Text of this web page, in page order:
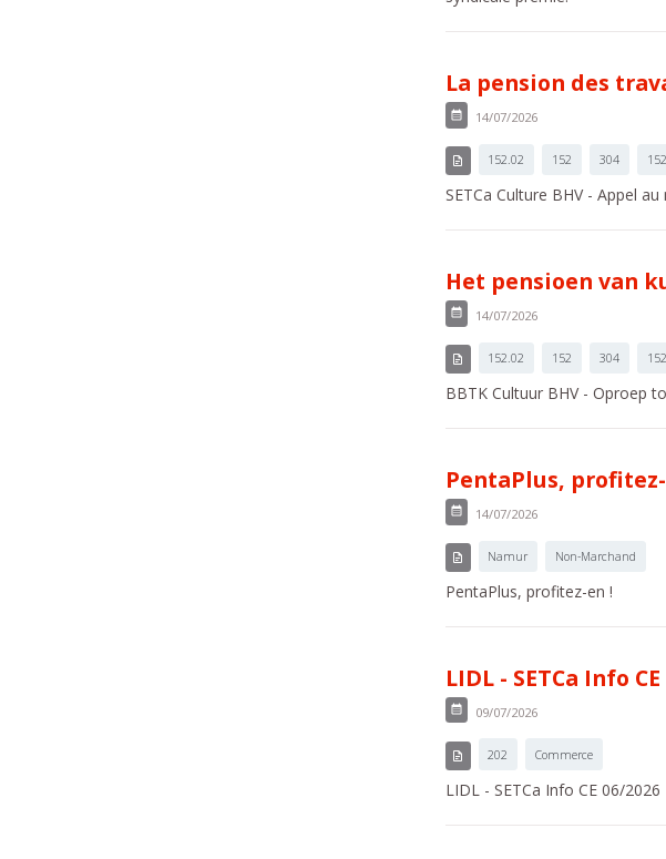
La pension des
14/07/2026
152.02 152 304
SETCa Culture BHV - Appel
Het pensioen van
14/07/2026
152.02 152 304
BBTK Cultuur BHV - Oproep
PentaPlus,
14/07/2026
Namur Non-Marchand
PentaPlus, profitez-en !
LIDL - SETCa Info
09/07/2026
202 Commerce
LIDL - SETCa Info CE 06/2026